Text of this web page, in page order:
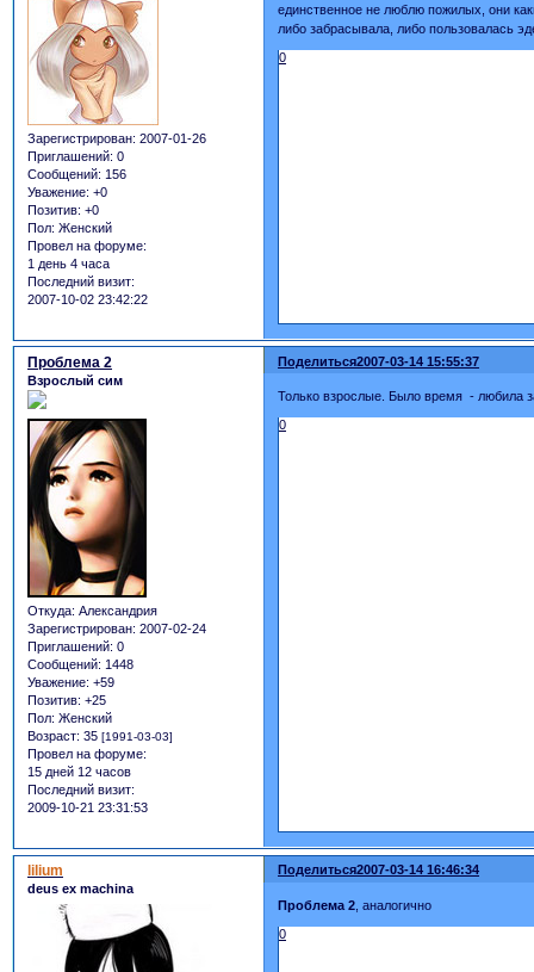
Зарегистрирован: 2007-01-26
Приглашений: 0
Сообщений: 156
Уважение: +0
Позитив: +0
Пол: Женский
Провел на форуме:
1 день 4 часа
Последний визит:
2007-10-02 23:42:22
единственное не люблю пожилых, они
либо забрасывала, либо пользовалась
0
Поделиться2007-03-14 15:55:37
Проблема 2
Взрослый сим
Откуда: Александрия
Зарегистрирован: 2007-02-24
Приглашений: 0
Сообщений: 1448
Уважение: +59
Позитив: +25
Пол: Женский
Возраст: 35 [1991-03-03]
Провел на форуме:
15 дней 12 часов
Последний визит:
2009-10-21 23:31:53
Только взрослые. Было время - любила
0
Поделиться2007-03-14 16:46:34
lilium
deus ex machina
Проблема 2 , аналогично
0